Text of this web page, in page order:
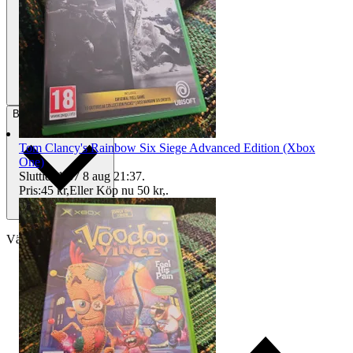
BetalningVia Tradera
Välj till köparskydd
Tom Clancy's Rainbow Six Siege Advanced Edition (Xbox
One)
Sluttid 21:37 8 aug 21:37.
Pris:45 kr,Eller Köp nu 50 kr,.